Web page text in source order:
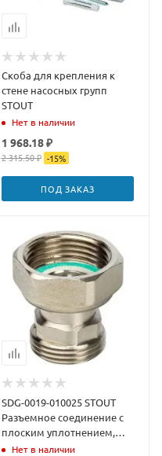
Скоба для крепления к
стене насосных групп
STOUT
Нет в наличии
1 968.18 ₽
2 315.50 ₽ -15%
ПОД ЗАКАЗ
SDG-0019-010025 STOUT
Разъемное соединение с
плоским уплотнением,
никелированное 1"
Нет в наличии